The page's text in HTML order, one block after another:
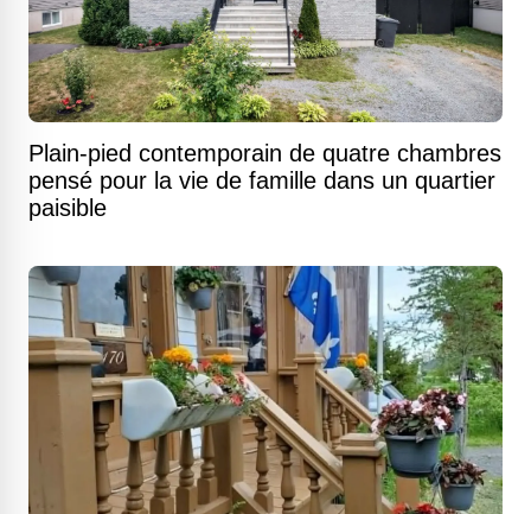
Plain-pied contemporain de quatre chambres
pensé pour la vie de famille dans un quartier
paisible